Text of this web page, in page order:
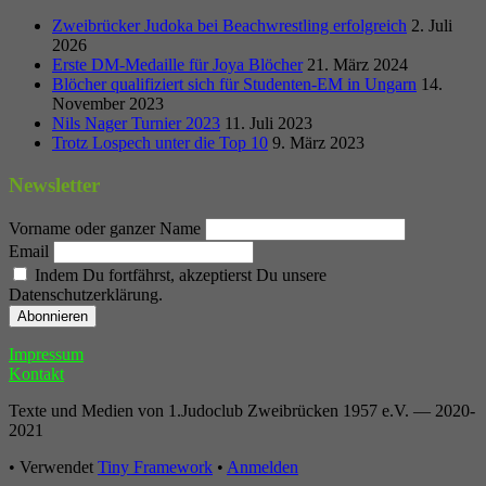
Zweibrücker Judoka bei Beachwrestling erfolgreich 2. Juli
2026
Erste DM-Medaille für Joya Blöcher 21. März 2024
Blöcher qualifiziert sich für Studenten-EM in Ungarn 14.
November 2023
Nils Nager Turnier 2023 11. Juli 2023
Trotz Lospech unter die Top 10 9. März 2023
Newsletter
Vorname oder ganzer Name
Email
Indem Du fortfährst, akzeptierst Du unsere
Datenschutzerklärung.
Footer
Inhalt
Impressum
Kontakt
Texte und Medien von 1.Judoclub Zweibrücken 1957 e.V. — 2020-
2021
• Verwendet Tiny Framework • Anmelden